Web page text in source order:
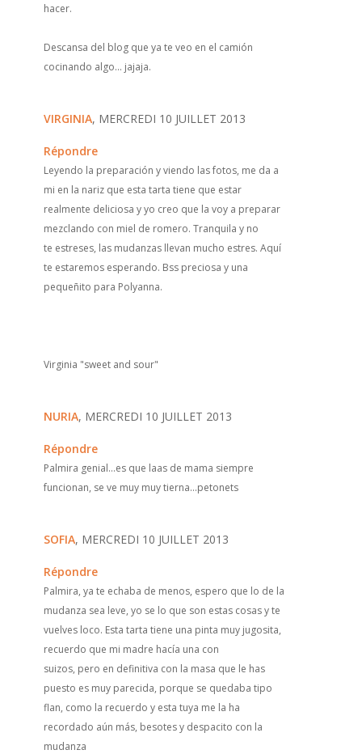
hacer.
Descansa del blog que ya te veo en el camión
cocinando algo... jajaja.
VIRGINIA, MERCREDI 10 JUILLET 2013
Répondre
Leyendo la preparación y viendo las fotos, me da a
mi en la nariz que esta tarta tiene que estar
realmente deliciosa y yo creo que la voy a preparar
mezclando con miel de romero. Tranquila y no
te estreses, las mudanzas llevan mucho estres. Aquí
te estaremos esperando. Bss preciosa y una
pequeñito para Polyanna.
Virginia "sweet and sour"
NURIA, MERCREDI 10 JUILLET 2013
Répondre
Palmira genial...es que laas de mama siempre
funcionan, se ve muy muy tierna...petonets
SOFIA, MERCREDI 10 JUILLET 2013
Répondre
Palmira, ya te echaba de menos, espero que lo de la
mudanza sea leve, yo se lo que son estas cosas y te
vuelves loco. Esta tarta tiene una pinta muy jugosita,
recuerdo que mi madre hacía una con
suizos, pero en definitiva con la masa que le has
puesto es muy parecida, porque se quedaba tipo
flan, como la recuerdo y esta tuya me la ha
recordado aún más, besotes y despacito con la
mudanza